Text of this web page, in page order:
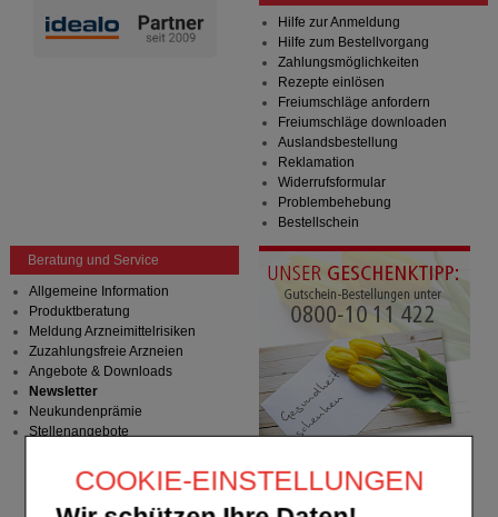
COOKIE-EINSTELLUNGEN
Hilfe zur Anmeldung
Hilfe zum Bestellvorgang
Zahlungsmöglichkeiten
Rezepte einlösen
Freiumschläge anfordern
Freiumschläge downloaden
Auslandsbestellung
Reklamation
Widerrufsformular
Problembehebung
Bestellschein
Beratung und Service
Allgemeine Information
Produktberatung
Meldung Arzneimittelrisiken
Zuzahlungsfreie Arzneien
Angebote & Downloads
Newsletter
Neukundenprämie
Stellenangebote